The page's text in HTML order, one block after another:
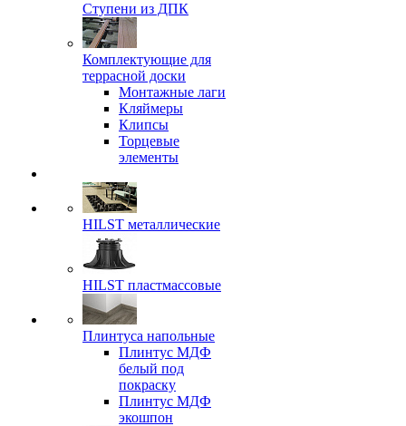
Ступени из ДПК
Комплектующие для
террасной доски
Монтажные лаги
Кляймеры
Клипсы
Торцевые
элементы
HILST металлические
HILST пластмассовые
Плинтуса напольные
Плинтус МДФ
белый под
покраску
Плинтус МДФ
экошпон